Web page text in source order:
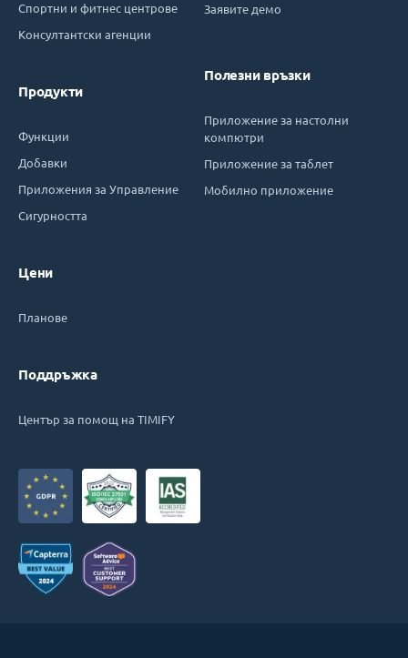
Спортни и фитнес центрове
Консултантски агенции
Продукти
Функции
Добавки
Приложения за Управление
Сигурността
Цени
Планове
Поддръжка
Център за помощ на TIMIFY
Заявите демо
Полезни връзки
Приложение за настолни
компютри
Приложение за таблет
Мобилно приложение